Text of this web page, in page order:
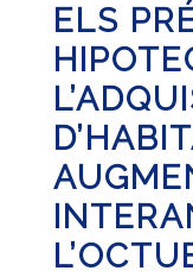
ELS